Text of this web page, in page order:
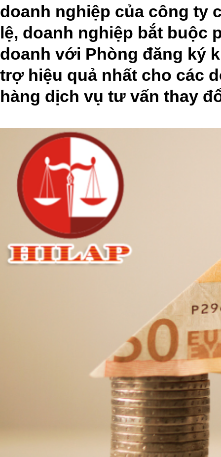
doanh nghiệp của công ty
lệ, doanh nghiệp bắt buộc
doanh với Phòng đăng ký
trợ hiệu quả nhất cho các
hàng dịch vụ tư vấn thay